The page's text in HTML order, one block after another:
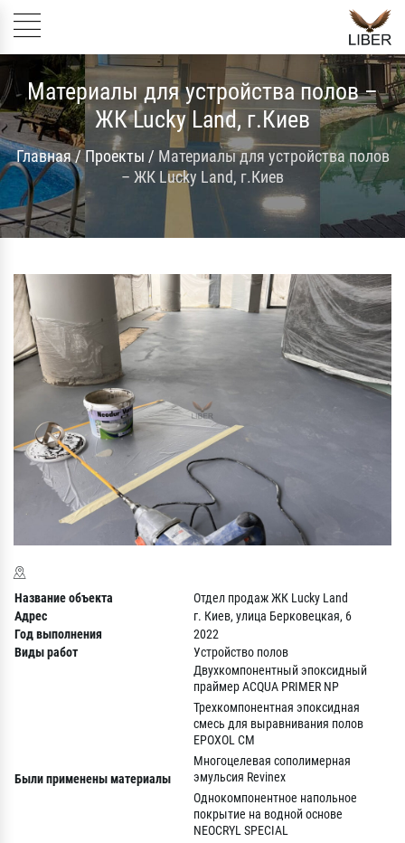
Материалы для устройства полов –
ЖК Lucky Land, г.Киев
Главная/Проекты / Материалы для устройства полов
– ЖК Lucky Land, г.Киев
Название объекта
Отдел продаж ЖК Lucky Land
Адрес
г. Киев, улица Берковецкая, 6
Год выполнения
2022
Виды работ
Устройство полов
Были применены материалы
Двухкомпонентный эпоксидный
праймер ACQUA PRIMER NP
Трехкомпонентная эпоксидная
смесь для выравнивания полов
EPOXOL СM
Многоцелевая сополимерная
эмульсия Revinex
Однокомпонентное напольное
покрытие на водной основе
NEOCRYL SPECIAL